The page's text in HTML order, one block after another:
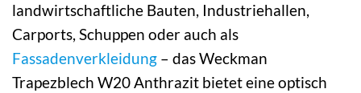
landwirtschaftliche Bauten, Industriehallen,
Carports, Schuppen oder auch als
Fassadenverkleidung – das Weckman
Trapezblech W20 Anthrazit bietet eine optisch